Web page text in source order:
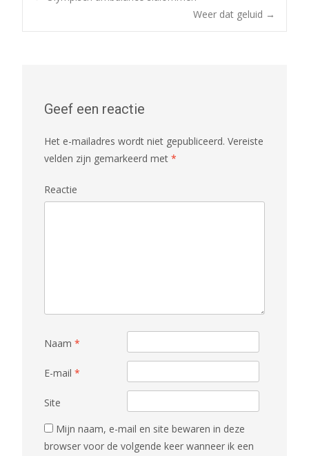
Post navigation
Weer dat geluid →
Geef een reactie
Het e-mailadres wordt niet gepubliceerd. Vereiste
velden zijn gemarkeerd met *
Reactie
Naam *
E-mail *
Site
Mijn naam, e-mail en site bewaren in deze
browser voor de volgende keer wanneer ik een